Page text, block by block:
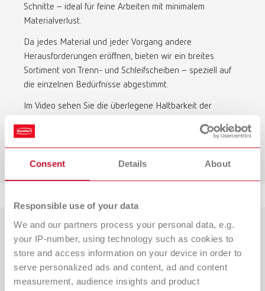
Consent Details About
Responsible use of your data
We and our partners process your personal data, e.g.
your IP-number, using technology such as cookies to
store and access information on your device in order to
serve personalized ads and content, ad and content
measurement, audience insights and product
Schnitte – ideal für feine Arbeiten mit minimalem
Materialverlust.
Da jedes Material und jeder Vorgang andere
Herausforderungen eröffnen, bieten wir ein breites
Sortiment von Trenn- und Schleifscheiben – speziell auf
die einzelnen Bedürfnisse abgestimmt.
Im Video sehen Sie die überlegene Haltbarkeit der
Zum Video-Vergleich